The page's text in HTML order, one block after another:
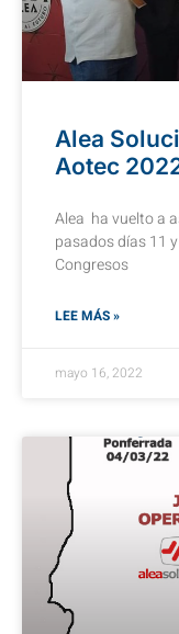
Alea
Aotec
Alea ha vuelto a
pasados días 11
Congresos
LEE MÁS »
mayo 16, 2022